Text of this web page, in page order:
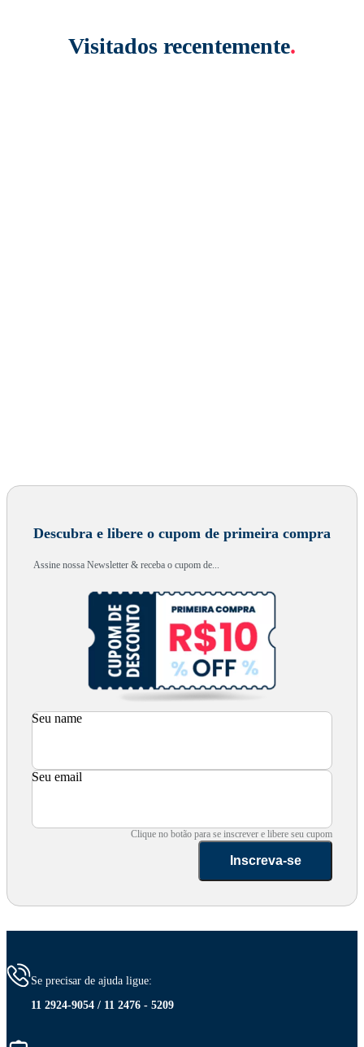
Visitados recentemente.
Descubra e libere o cupom de primeira compra
Assine nossa Newsletter & receba o cupom de...
Seu name
Seu email
Clique no botão para se inscrever e libere seu cupom
Inscreva-se
Se precisar de ajuda ligue:
11 2924-9054 / 11 2476 - 5209